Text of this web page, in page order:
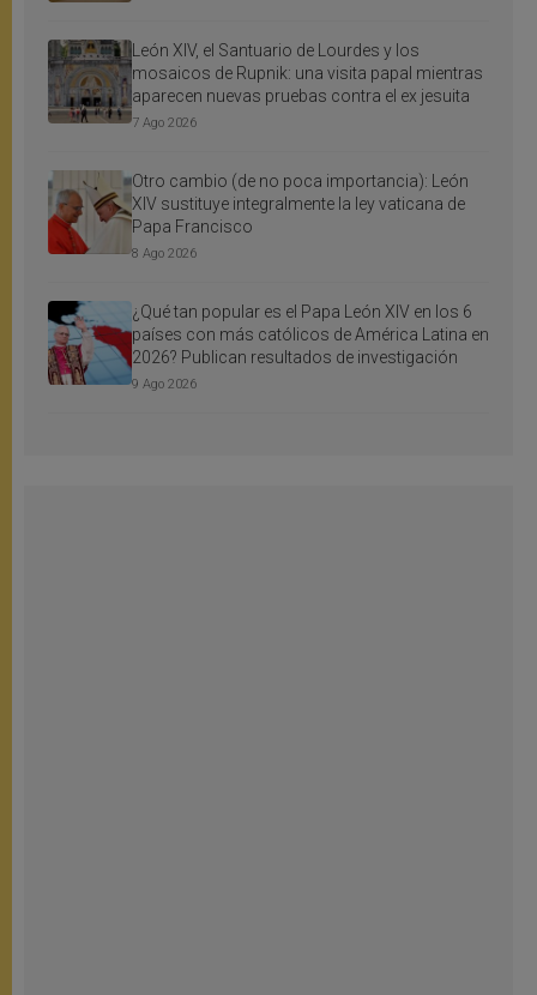
León XIV, el Santuario de Lourdes y los
mosaicos de Rupnik: una visita papal mientras
aparecen nuevas pruebas contra el ex jesuita
7 Ago 2026
Otro cambio (de no poca importancia): León
XIV sustituye integralmente la ley vaticana de
Papa Francisco
8 Ago 2026
¿Qué tan popular es el Papa León XIV en los 6
países con más católicos de América Latina en
2026? Publican resultados de investigación
9 Ago 2026